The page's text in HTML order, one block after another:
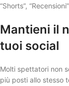
“Shorts”,
Mantieni il
tuoi social
Molti spettatori non
più posti allo stesso